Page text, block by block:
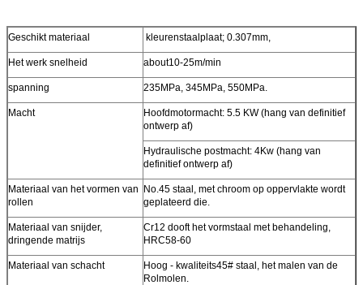
Geschikt materiaal kleurenstaalplaat; 0.307mm,
Het werk snelheid about10-25m/min
spanning 235MPa, 345MPa, 550MPa.
Macht
Hoofdmotormacht: 5.5 KW (hang van definitief
ontwerp af)
Hydraulische postmacht: 4Kw (hang van
definitief ontwerp af)
Materiaal van het vormen van
rollen
No.45 staal, met chroom op oppervlakte wordt
geplateerd die.
Materiaal van snijder,
dringende matrijs
Cr12 dooft het vormstaal met behandeling,
HRC58-60
Materiaal van schacht
Hoog - kwaliteits45# staal, het malen van de
Rolmolen.